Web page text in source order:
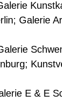
Galerie
E & E